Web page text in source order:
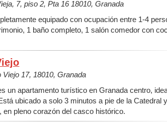
7, piso 2, Pta 16 18010, Granada
equipado con ocupación entre 1-4
1 baño completo, 1 salón comedor con
Viejo 17, 18010, Granada
un apartamento turístico en Granada centro,
ubicado a solo 3 minutos a pie de la Catedral
en pleno corazón del casco histórico.